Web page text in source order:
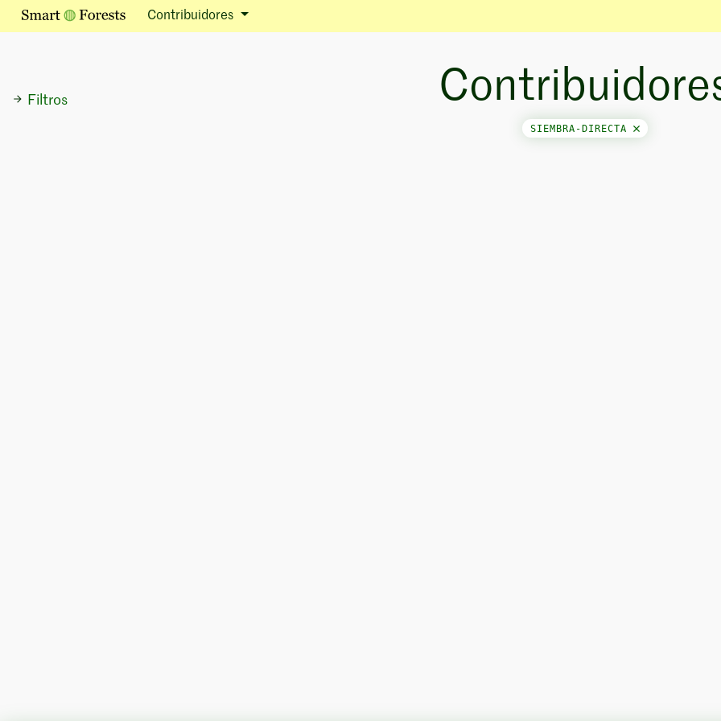
Contribuidores
Filtros
SIEMBRA-DIRECTA